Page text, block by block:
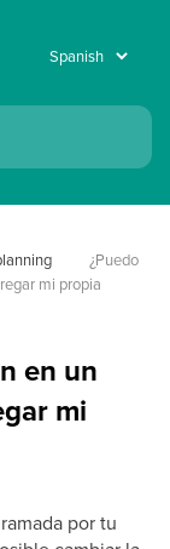
¿Puedo
mi propia
en un
mi
por tu